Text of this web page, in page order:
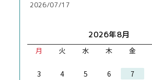
2026/07/17
2026年8月
月 火 水 木 金
3
4 5 6 7